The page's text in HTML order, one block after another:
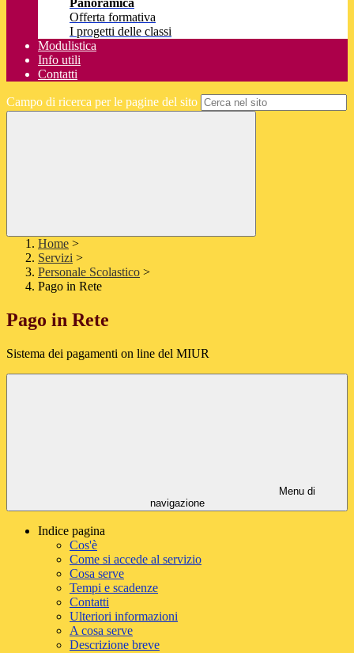
Panoramica
Offerta formativa
I progetti delle classi
Modulistica
Info utili
Contatti
Campo di ricerca per le pagine del sito
Home >
Servizi >
Personale Scolastico >
Pago in Rete
Pago in Rete
Sistema dei pagamenti on line del MIUR
Menu di
navigazione
Indice pagina
Cos'è
Come si accede al servizio
Cosa serve
Tempi e scadenze
Contatti
Ulteriori informazioni
A cosa serve
Descrizione breve